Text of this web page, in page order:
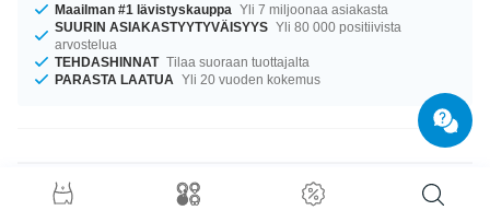
Maailman #1 lävistyskauppa Yli 7 miljoonaa asiakasta
SUURIN ASIAKASTYYTYVÄISYYS Yli 80 000 positiivista
arvostelua
TEHDASHINNAT Tilaa suoraan tuottajalta
PARASTA LAATUA Yli 20 vuoden kokemus
Tuotetiedot